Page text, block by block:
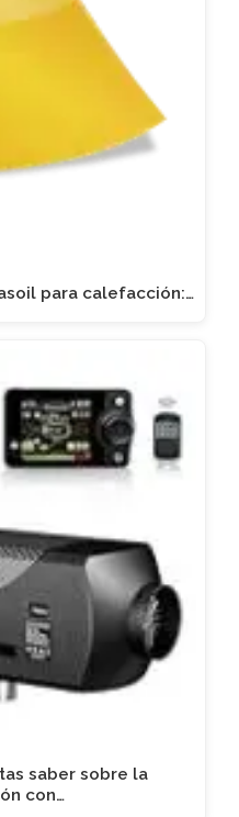
para calefacción:…
saber sobre la
con…